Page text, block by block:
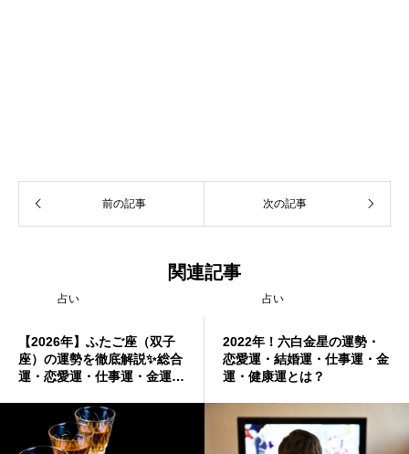
前の記事 次の記事
関連記事
占い
【2026年】ふたご座（双子
座）の運勢を徹底解説✨総合
運・恋愛運・仕事運・金運・
まで完全ガイド
占い
2022年！六白金星の運勢・
恋愛運・結婚運・仕事運・金
運・健康運とは？